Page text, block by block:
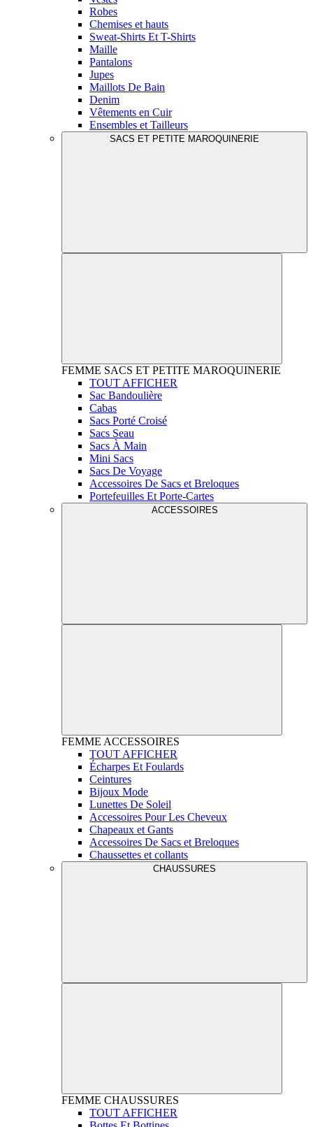
Robes
Chemises et hauts
Sweat-Shirts Et T-Shirts
Maille
Pantalons
Jupes
Maillots De Bain
Denim
Vêtements en Cuir
Ensembles et Tailleurs
SACS ET PETITE MAROQUINERIE
FEMME SACS ET PETITE MAROQUINERIE
TOUT AFFICHER
Sac Bandoulière
Cabas
Sacs Porté Croisé
Sacs Seau
Sacs À Main
Mini Sacs
Sacs De Voyage
Accessoires De Sacs et Breloques
Portefeuilles Et Porte-Cartes
ACCESSOIRES
FEMME ACCESSOIRES
TOUT AFFICHER
Écharpes Et Foulards
Ceintures
Bijoux Mode
Lunettes De Soleil
Accessoires Pour Les Cheveux
Chapeaux et Gants
Accessoires De Sacs et Breloques
Chaussettes et collants
CHAUSSURES
FEMME CHAUSSURES
TOUT AFFICHER